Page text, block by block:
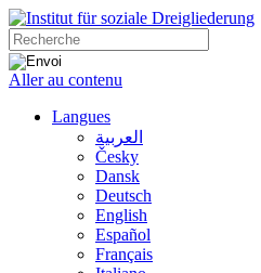
Aller au contenu
Langues
العربية
Česky
Dansk
Deutsch
English
Español
Français